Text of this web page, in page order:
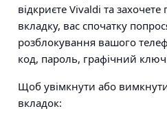
відкриєте Vivaldi та
вкладку, вас спочатку
розблокування вашого
код, пароль, графічний
Щоб увімкнути або
вкладок: